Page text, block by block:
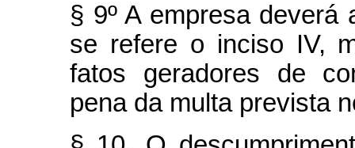
§ 9º A empresa deverá
se refere o inciso IV,
fatos geradores de
pena da multa prevista